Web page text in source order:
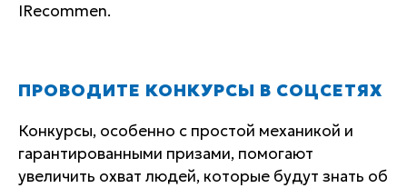
IRecommen.
ПРОВОДИТЕ КОНКУРСЫ В СОЦСЕТЯХ
Конкурсы, особенно с простой механикой и
гарантированными призами, помогают
увеличить охват людей, которые будут знать об